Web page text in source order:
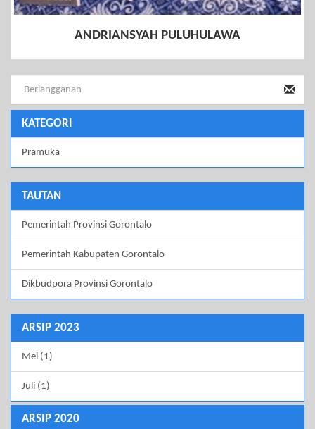
ANDRIANSYAH PULUHULAWA
KATEGORI
Pramuka
TAUTAN
Pemerintah Provinsi Gorontalo
Pemerintah Kabupaten Gorontalo
Dikbudpora Provinsi Gorontalo
ARSIP 2023
Mei (1)
Juli (1)
ARSIP 2020